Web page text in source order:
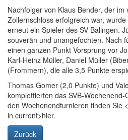
Nachfolger von Klaus Bender, der
Zollernschloss erfolgreich war,
erneut ein Spieler des SV Balingen.
souverän und unangefochten. Nach
einen ganzen Punkt Vorsprung vor
Karl-Heinz Müller, Daniel Müller
(Frommern), die alle 3,5 Punkte
Thomas Gomer (2,0 Punkte) und
komplettierten das SVB-
den Wochenendturnieren finden Sie
in current>hier.
Zurück